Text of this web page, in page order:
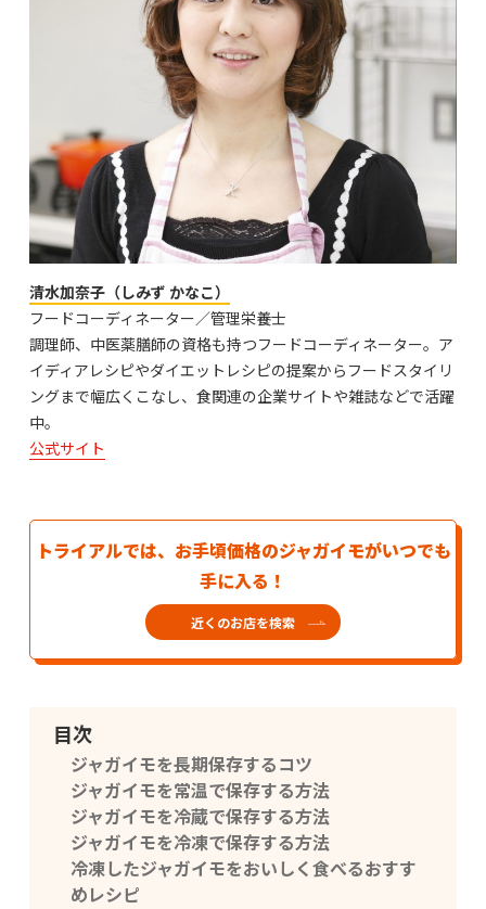
清水加奈子（しみず かなこ）
フードコーディネーター／管理栄養士
調理師、中医薬膳師の資格も持つフードコーディネーター。ア
イディアレシピやダイエットレシピの提案からフードスタイリ
ングまで幅広くこなし、食関連の企業サイトや雑誌などで活躍
中。
公式サイト
トライアルでは、お手頃価格のジャガイモがいつでも
手に入る！
近くのお店を検索
目次
ジャガイモを長期保存するコツ
ジャガイモを常温で保存する方法
ジャガイモを冷蔵で保存する方法
ジャガイモを冷凍で保存する方法
冷凍したジャガイモをおいしく食べるおすす
めレシピ